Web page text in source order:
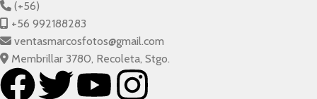
(+56)
+56 992188283
ventasmarcosfotos@gmail.com
Membrillar 3780, Recoleta, Stgo.